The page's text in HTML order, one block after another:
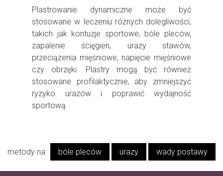
Plastrowanie dynamiczne może być
stosowane w leczeniu różnych dolegliwości,
takich jak kontuzje sportowe, bóle pleców,
zapalenie ścięgien, urazy stawów,
przeciążenia mięśniowe, napięcie mięśniowe
czy obrzęki. Plastry mogą być również
stosowane profilaktycznie, aby zmniejszyć
ryzyko urazów i poprawić wydajność
sportową.
metody na : bóle pleców urazy wady postawy